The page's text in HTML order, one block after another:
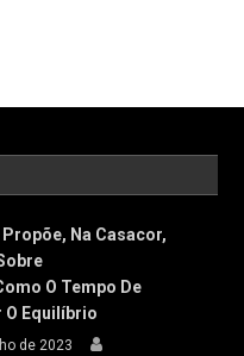
Na Casacor,
O Tempo De
O Equilíbrio
de 2023